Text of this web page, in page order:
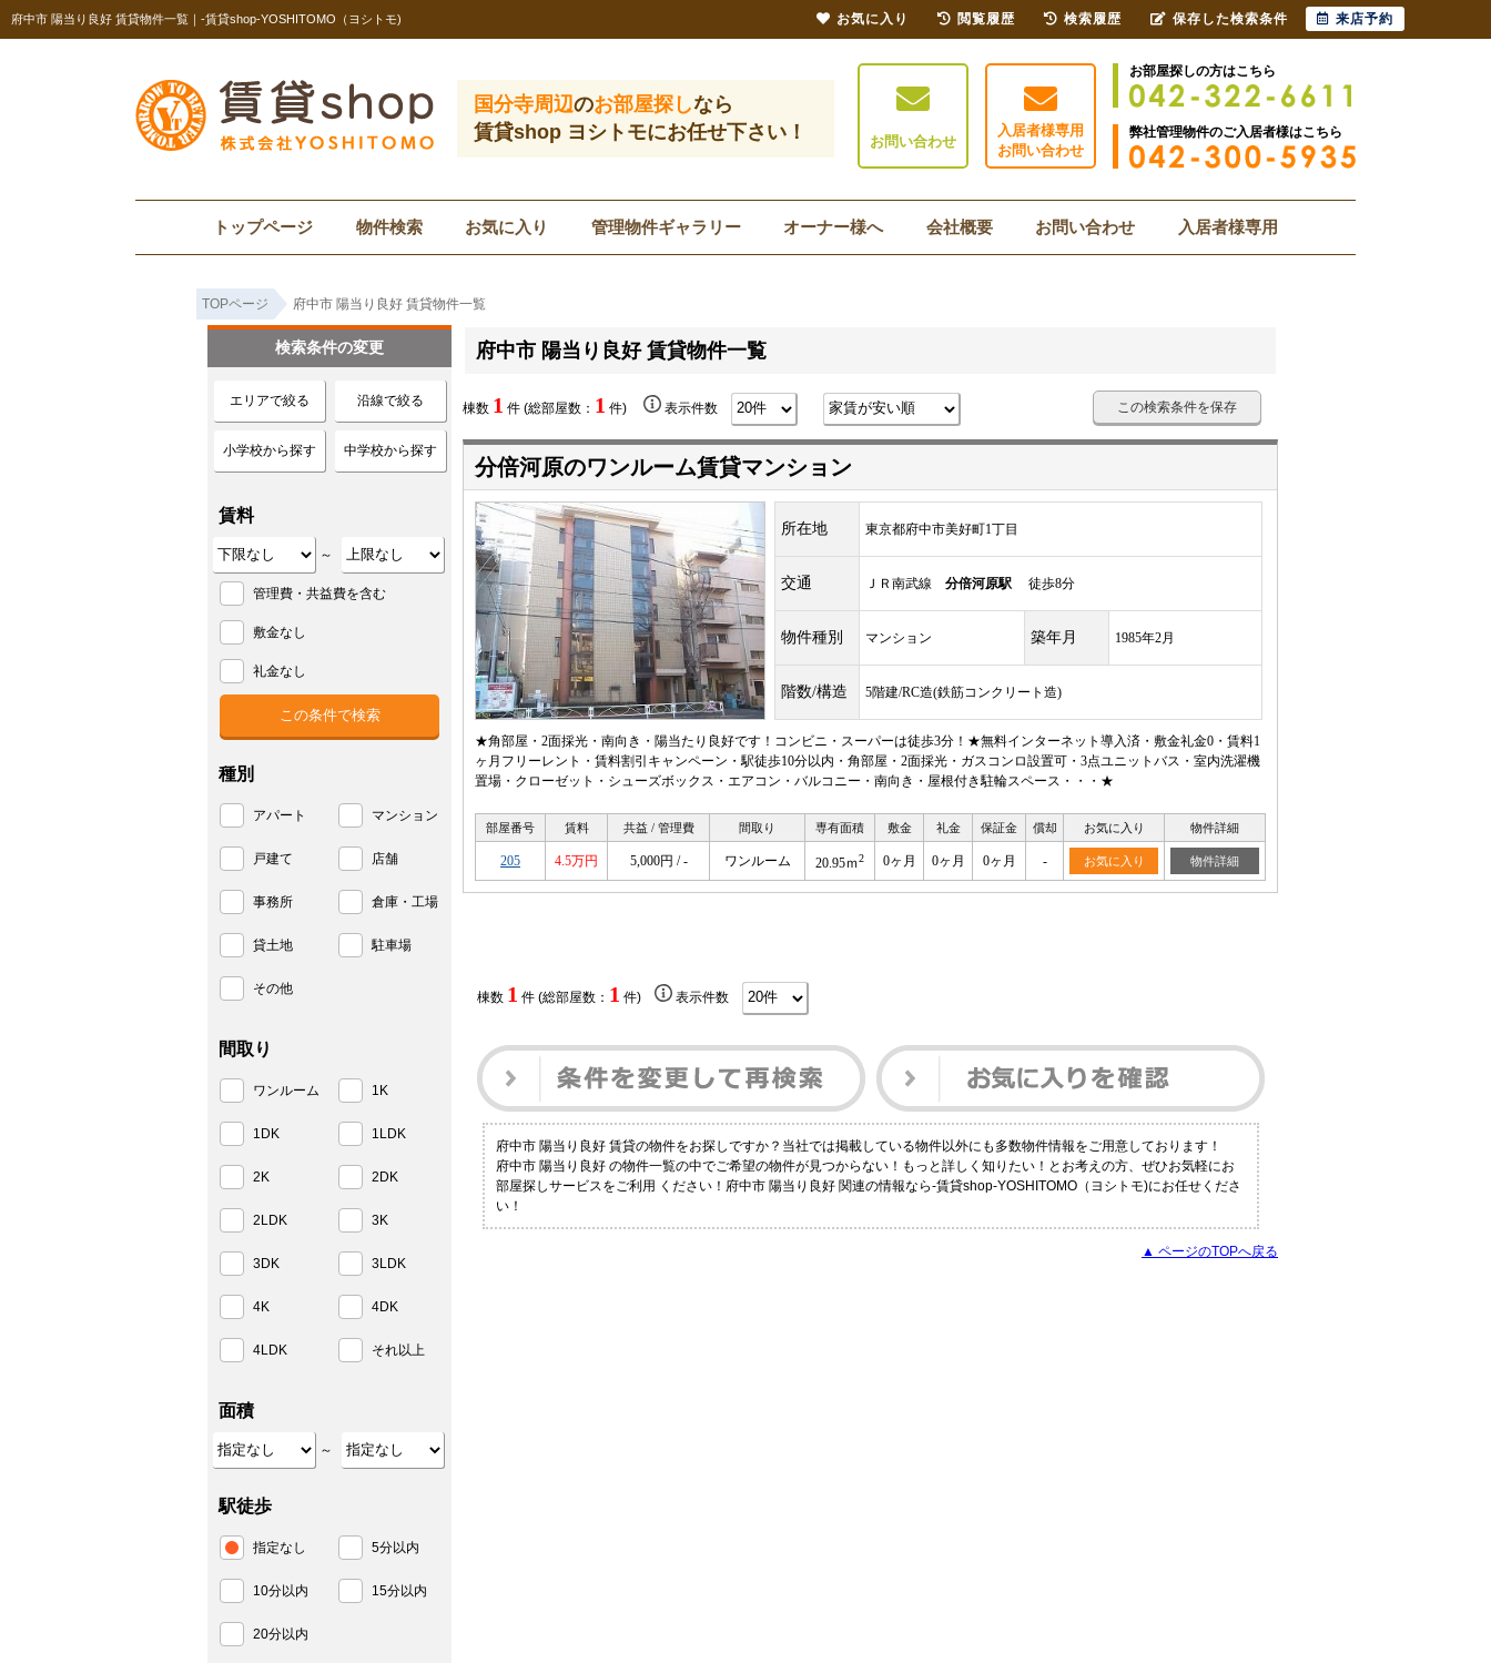
府中市 陽当り良好 賃貸物件一覧｜-賃貸shop-YOSHITOMO（ヨシトモ)
国分寺周辺のお部屋探しなら
賃貸shop ヨシトモにお任せ下さい！
お問い合わせ
入居者様専用
お問い合わせ
お部屋探しの方はこちら
弊社管理物件のご入居者様はこちら
トップページ 物件検索 お気に入り 管理物件ギャラリー オーナー様へ 会社概要 お問い合わせ 入居者様専用
TOPページ 府中市 陽当り良好 賃貸物件一覧
府中市 陽当り良好 賃貸物件一覧
棟数 1 件 (総部屋数： 1 件) 表示件数 この検索条件を保存
分倍河原のワンルーム賃貸マンション
所在地 東京都府中市美好町1丁目
交通 ＪＲ南武線 分倍河原駅 徒歩8分
物件種別 マンション 築年月 1985年2月
階数/構造 5階建/RC造(鉄筋コンクリート造)
★角部屋・2面採光・南向き・陽当たり良好です！コンビニ・スーパーは徒歩3分！★無料インターネット導入済・敷金礼金0・賃料1
ヶ月フリーレント・賃料割引キャンペーン・駅徒歩10分以内・角部屋・2面採光・ガスコンロ設置可・3点ユニットバス・室内洗濯機
置場・クローゼット・シューズボックス・エアコン・バルコニー・南向き・屋根付き駐輪スペース・・・★
部屋番号 賃料 共益 / 管理費 間取り 専有面積 敷金 礼金 保証金 償却 お気に入り 物件詳細
205 4.5万円 5,000円 / - ワンルーム 20.95ｍ2 0ヶ月 0ヶ月 0ヶ月 - お気に入り 物件詳細
棟数 1 件 (総部屋数： 1 件) 表示件数
府中市 陽当り良好 賃貸の物件をお探しですか？当社では掲載している物件以外にも多数物件情報をご用意しております！
府中市 陽当り良好 の物件一覧の中でご希望の物件が見つからない！もっと詳しく知りたい！とお考えの方、ぜひお気軽にお
部屋探しサービスをご利用 ください！府中市 陽当り良好 関連の情報なら-賃貸shop-YOSHITOMO（ヨシトモ)にお任せくださ
い！
▲ ページのTOPへ戻る
検索条件の変更
エリアで絞る 沿線で絞る
小学校から探す 中学校から探す
賃料
～
管理費・共益費を含む
敷金なし
礼金なし
種別
アパート マンション
戸建て 店舗
事務所 倉庫・工場
貸土地 駐車場
その他
間取り
ワンルーム 1K
1DK 1LDK
2K 2DK
2LDK 3K
3DK 3LDK
4K 4DK
4LDK それ以上
面積
～
駅徒歩
指定なし 5分以内
10分以内 15分以内
20分以内
お気に入り 閲覧履歴 検索履歴 保存した検索条件 来店予約